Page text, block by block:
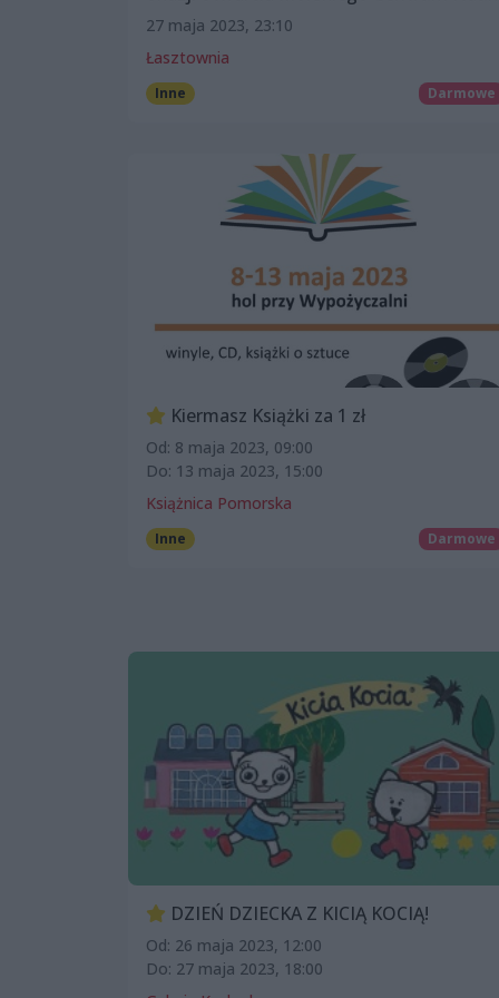
27 maja 2023, 23:10
Łasztownia
Inne Darmowe
Kiermasz Książki za 1 zł
Od: 8 maja 2023, 09:00
Do: 13 maja 2023, 15:00
Książnica Pomorska
Inne Darmowe
DZIEŃ DZIECKA Z KICIĄ KOCIĄ!
Od: 26 maja 2023, 12:00
Do: 27 maja 2023, 18:00